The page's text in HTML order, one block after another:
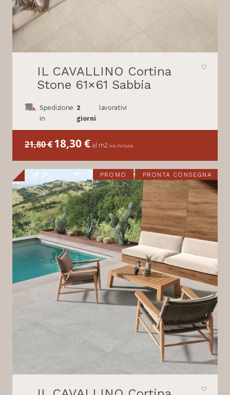
IL CAVALLINO Cortina
Stone 61×61 Sabbia
Spedizione
in
2
giorni
lavorativi
21,80€ Il
prezzo
era:
18,30€Il
prezzo
è:
al m2 iva inclusa
PROMO PRONTA CONSEGNA